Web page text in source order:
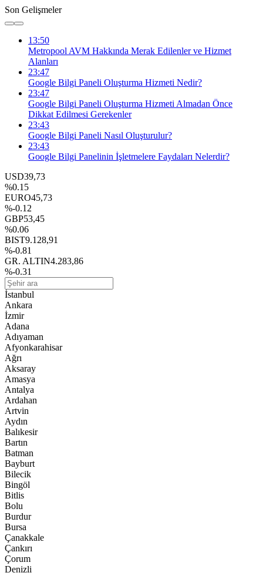
Son Gelişmeler
13:50
Metropool AVM Hakkında Merak Edilenler ve Hizmet
Alanları
23:47
Google Bilgi Paneli Oluşturma Hizmeti Nedir?
23:47
Google Bilgi Paneli Oluşturma Hizmeti Almadan Önce
Dikkat Edilmesi Gerekenler
23:43
Google Bilgi Paneli Nasıl Oluşturulur?
23:43
Google Bilgi Panelinin İşletmelere Faydaları Nelerdir?
USD39,73
%0.15
EURO45,73
%-0.12
GBP53,45
%0.06
BIST9.128,91
%-0.81
GR. ALTIN4.283,86
%-0.31
İstanbul
Ankara
İzmir
Adana
Adıyaman
Afyonkarahisar
Ağrı
Aksaray
Amasya
Antalya
Ardahan
Artvin
Aydın
Balıkesir
Bartın
Batman
Bayburt
Bilecik
Bingöl
Bitlis
Bolu
Burdur
Bursa
Çanakkale
Çankırı
Çorum
Denizli